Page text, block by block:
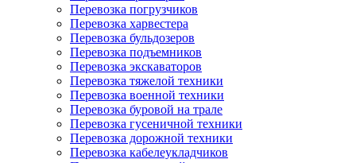
Перевозка погрузчиков
Перевозка харвестера
Перевозка бульдозеров
Перевозка подъемников
Перевозка экскаваторов
Перевозка тяжелой техники
Перевозка военной техники
Перевозка буровой на трале
Перевозка гусеничной техники
Перевозка дорожной техники
Перевозка кабелеукладчиков